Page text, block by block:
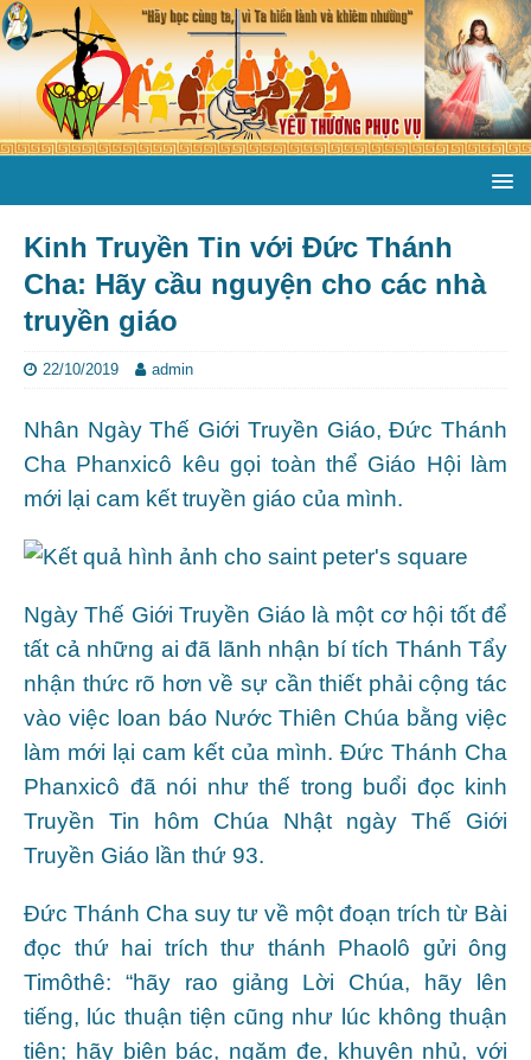
Kinh Truyền Tin với Đức Thánh
Cha: Hãy cầu nguyện cho các nhà
truyền giáo
22/10/2019 admin
Nhân Ngày Thế Giới Truyền Giáo, Đức Thánh
Cha Phanxicô kêu gọi toàn thể Giáo Hội làm
mới lại cam kết truyền giáo của mình.
Ngày Thế Giới Truyền Giáo là một cơ hội tốt để
tất cả những ai đã lãnh nhận bí tích Thánh Tẩy
nhận thức rõ hơn về sự cần thiết phải cộng tác
vào việc loan báo Nước Thiên Chúa bằng việc
làm mới lại cam kết của mình. Đức Thánh Cha
Phanxicô đã nói như thế trong buổi đọc kinh
Truyền Tin hôm Chúa Nhật ngày Thế Giới
Truyền Giáo lần thứ 93.
Đức Thánh Cha suy tư về một đoạn trích từ Bài
đọc thứ hai trích thư thánh Phaolô gửi ông
Timôthê: “hãy rao giảng Lời Chúa, hãy lên
tiếng, lúc thuận tiện cũng như lúc không thuận
tiện; hãy biện bác, ngăm đe, khuyên nhủ, với